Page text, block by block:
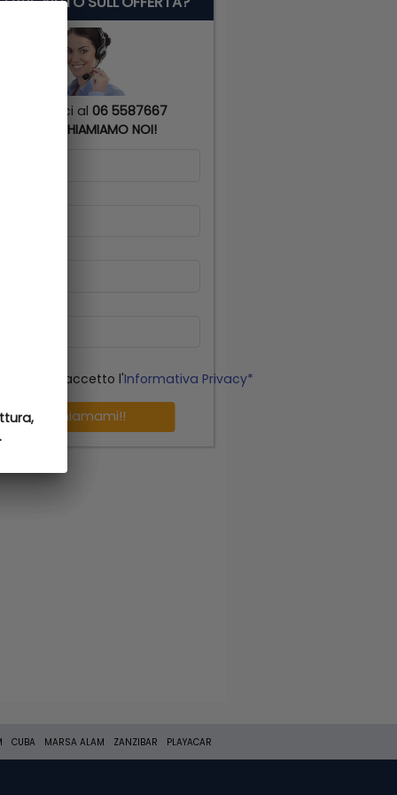
Chiamaci al 06 5587667
TI RICHIAMIAMO NOI!
Ho letto ed accetto l'Informativa Privacy*
Richiamami!!
CUBA MARSA ALAM ZANZIBAR PLAYACAR